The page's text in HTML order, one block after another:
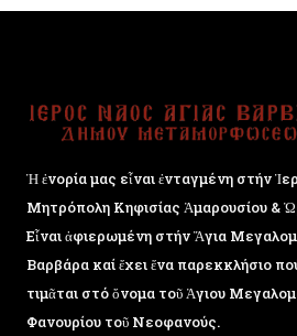
Ἡ ἐνορία μας εἶναι ἐνταγμένη στήν
Μητρόπολη Κηφισίας Ἁμαρουσίου &
Εἶναι ἀφιερωμένη στήν Ἅγια
Βαρβάρα καί ἔχει ἕνα παρεκκλήσιο
τιμᾶται στό ὄνομα τοῦ Ἁγιου
Φανουρίου τοῦ Νεοφανούς.